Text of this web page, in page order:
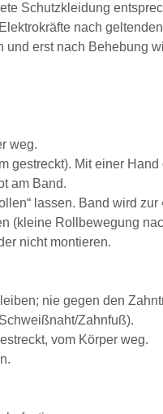
Schutzkleidung
nach
erst nach Behebung
weg.
gestreckt). Mit einer
am Band.
lassen. Band wird
(kleine Rollbewegung
nicht montieren.
nie gegen den
Zahnfuß).
vom Körper weg.